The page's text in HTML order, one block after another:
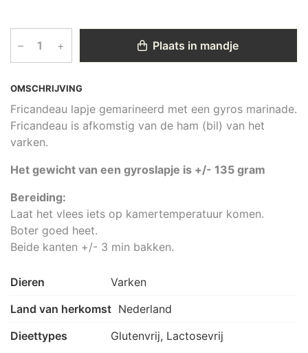
OMSCHRIJVING
Fricandeau lapje gemarineerd met een gyros marinade.
Fricandeau is afkomstig van de ham (bil) van het
varken.
Het gewicht van een gyroslapje is +/- 135 gram
Bereiding:
Laat het vlees iets op kamertemperatuur komen.
Boter goed heet.
Beide kanten +/- 3 min bakken.
– + Plaats in mandje
Dieren
Varken
Land van herkomst Nederland
Dieettypes
Glutenvrij, Lactosevrij